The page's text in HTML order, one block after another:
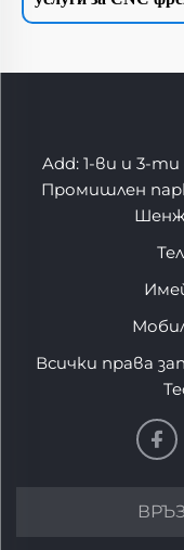
Add: 1-ви и 3-
Промишлен
Всички права